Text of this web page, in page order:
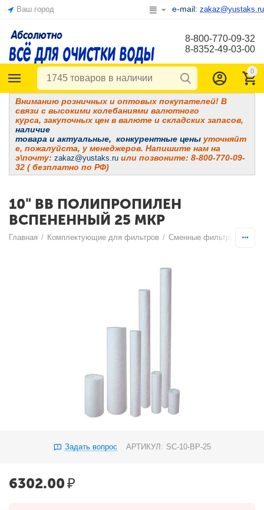
Ваш город e-mail: zakaz@yustaks.ru
8-800-770-09-32
8-8352-49-03-00
0
Вниманию розничных и оптовых покупателей! В
связи с высокими колебаниями валютного
курса, закупочных цен в валюте и складских запасов,
наличие
товара иактуальные, конкурентные цены уточняйт
е, пожалуйста, у менеджеров. Напишите нам на
э\почту:zakaz@yustaks.ru или позвоните: 8-800-770-09-
32 ( безплатно по РФ)
10" BB ПОЛИПРОПИЛЕН
ВСПЕНЕННЫЙ 25 МКР
Главная / Комплектующие для фильтров / Сменные фильтрующие
Задать вопрос АРТИКУЛ: SC-10-BP-25
6302.00₽